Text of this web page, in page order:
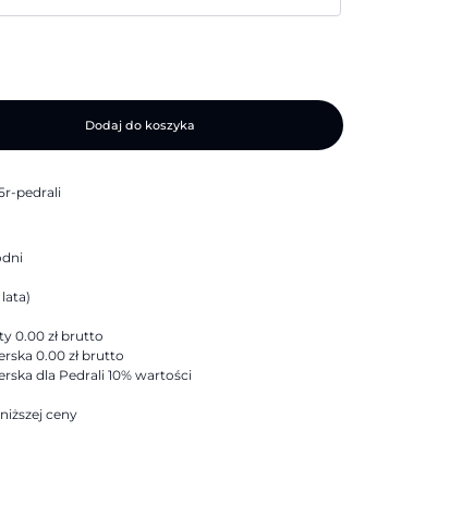
Dodaj do koszyka
pedrali
0.00 zł brutto
0.00 zł brutto
dla Pedrali 10% wartości
ceny